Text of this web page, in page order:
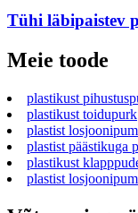
Tühi läbipaistev
Meie toode
plastikust
plastikust toidupurk
plastist
plastist päästikuga
plastikust
plastist